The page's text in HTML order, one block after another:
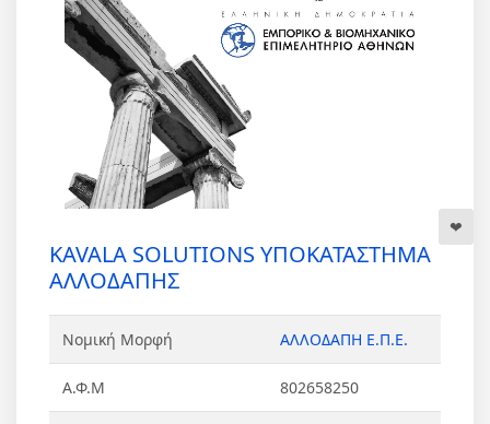
KAVALA SOLUTIONS ΥΠΟΚΑΤΑΣΤΗΜΑ
ΑΛΛΟΔΑΠΗΣ
Νομική Μορφή ΑΛΛΟΔΑΠΗ Ε.Π.Ε.
Α.Φ.Μ 802658250